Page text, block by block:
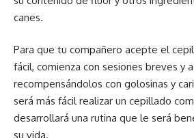
canes.
Para que tu compañero acepte el
fácil, comienza con sesiones breves y
recompensándolos con golosinas y
será más fácil realizar un cepillado
desarrollará una rutina que le será
su vida.